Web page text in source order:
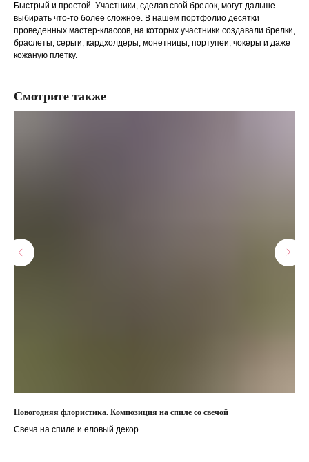
Быстрый и простой. Участники, сделав свой брелок, могут дальше
выбирать что-то более сложное. В нашем портфолио десятки
проведенных мастер-классов, на которых участники создавали брелки,
браслеты, серьги, кардхолдеры, монетницы, портупеи, чокеры и даже
кожаную плетку.
Смотрите также
Новогодняя флористика. Композиция на спиле со свечой
Свеча на спиле и еловый декор